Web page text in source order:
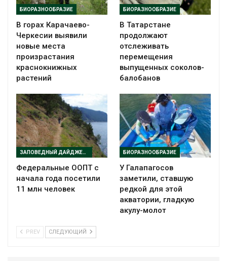
БИОРАЗНООБРАЗИЕ
В горах Карачаево-
Черкесии выявили
новые места
произрастания
краснокнижных
растений
БИОРАЗНООБРАЗИЕ
В Татарстане
продолжают
отслеживать
перемещения
выпущенных соколов-
балобанов
ЗАПОВЕДНЫЙ ДАЙДЖЕСТ
Федеральные ООПТ с
начала года посетили
11 млн человек
БИОРАЗНООБРАЗИЕ
У Галапагосов
заметили, ставшую
редкой для этой
акватории, гладкую
акулу-молот
PREV СЛЕДУЮЩИЙ